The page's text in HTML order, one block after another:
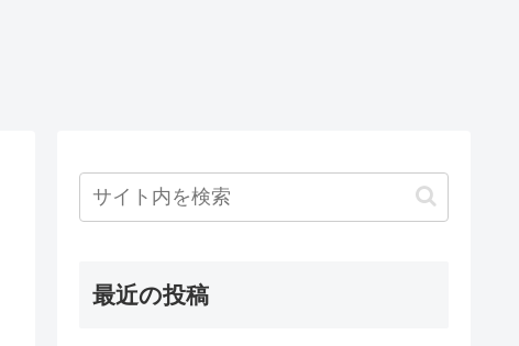
最近の投稿